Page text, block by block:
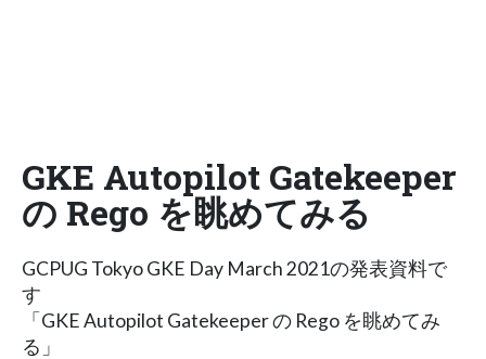
GKE Autopilot Gatekeeper
の Rego を眺めてみる
GCPUG Tokyo GKE Day March 2021の発表資料で
す
「GKE Autopilot Gatekeeper の Rego を眺めてみ
る」